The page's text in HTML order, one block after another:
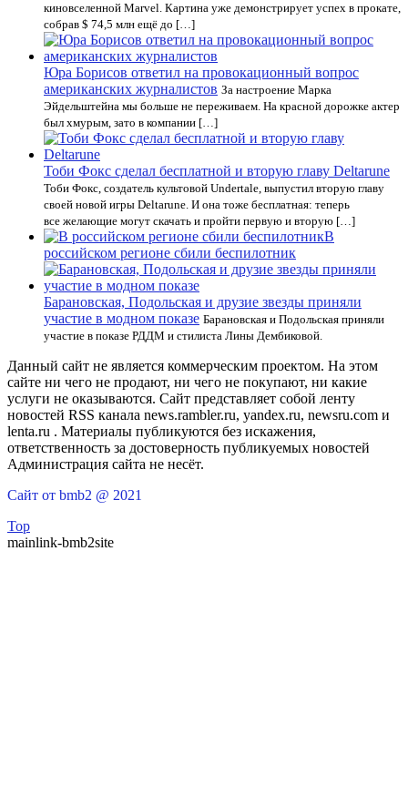
киновселенной Marvel. Картина уже демонстрирует успех в прокате,
собрав $ 74,5 млн ещё до […]
Юра Борисов ответил на провокационный вопрос
американских журналистов За настроение Марка
Эйдельштейна мы больше не переживаем. На красной дорожке актер
был хмурым, зато в компании […]
Тоби Фокс сделал бесплатной и вторую главу Deltarune
Тоби Фокс, создатель культовой Undertale, выпустил вторую главу
своей новой игры Deltarune. И она тоже бесплатная: теперь
все желающие могут скачать и пройти первую и вторую […]
В
российском регионе сбили беспилотник
Барановская, Подольская и друзие звезды приняли
участие в модном показе Барановская и Подольская приняли
участие в показе РДДМ и стилиста Лины Дембиковой.
Данный сайт не является коммерческим проектом. На этом
сайте ни чего не продают, ни чего не покупают, ни какие
услуги не оказываются. Сайт представляет собой ленту
новостей RSS канала news.rambler.ru, yandex.ru, newsru.com и
lenta.ru . Материалы публикуются без искажения,
ответственность за достоверность публикуемых новостей
Администрация сайта не несёт.
Сайт от bmb2 @ 2021
Top
mainlink-bmb2site